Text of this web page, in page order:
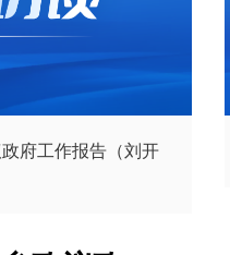
府工作报告（刘开